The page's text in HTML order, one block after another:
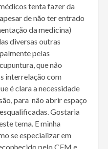
tenta fazer da
de não ter entrado
da medicina)
diversas outras
pelas
que não
interrelação com
é clara a necessidade
para não abrir espaço
Gostaria
tema. E minha
se especializar em
pelo CFM e